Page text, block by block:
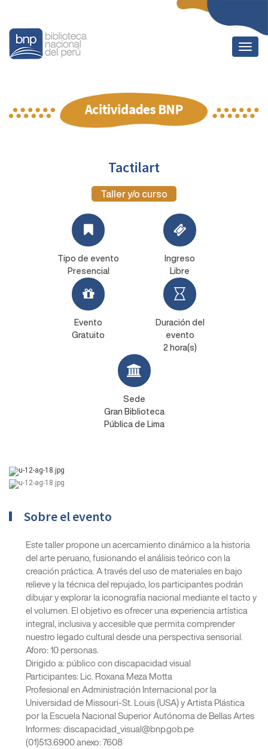
Tactilart
Taller y/o curso
Tipo de evento
Presencial
Ingreso
Libre
Evento
Gratuito
Duración del
evento
2 hora(s)
Sede
Gran Biblioteca
Pública de Lima
Sobre el evento
Este taller propone un acercamiento dinámico a la historia
del arte peruano, fusionando el análisis teórico con la
creación práctica. A través del uso de materiales en bajo
relieve y la técnica del repujado, los participantes podrán
dibujar y explorar la iconografía nacional mediante el tacto y
el volumen. El objetivo es ofrecer una experiencia artística
integral, inclusiva y accesible que permita comprender
nuestro legado cultural desde una perspectiva sensorial.
Aforo: 10 personas.
Dirigido a: público con discapacidad visual
Participantes: Lic. Roxana Meza Motta
Profesional en Administración Internacional por la
Universidad de Missouri-St. Louis (USA) y Artista Plástica
por la Escuela Nacional Superior Autónoma de Bellas Artes
Informes: discapacidad_visual@bnp.gob.pe
(01)513.6900 anexo: 7608